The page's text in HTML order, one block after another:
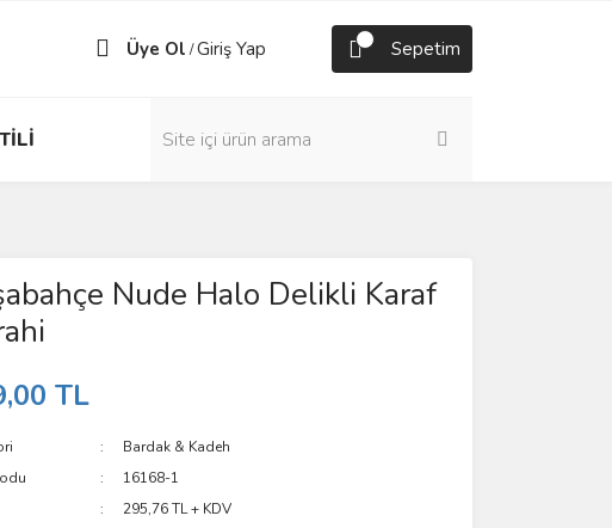
Üye Ol /Giriş Yap Sepetim
Nude Halo Delikli Karaf
TL
Bardak & Kadeh
16168-1
295,76 TL + KDV